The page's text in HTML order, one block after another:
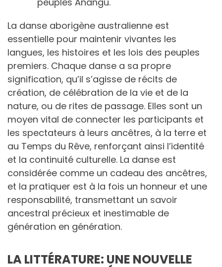
La danse aborigène australienne est
essentielle pour maintenir vivantes les
langues, les histoires et les lois des peuples
premiers. Chaque danse a sa propre
signification, qu’il s’agisse de récits de
création, de célébration de la vie et de la
nature, ou de rites de passage. Elles sont un
moyen vital de connecter les participants et
les spectateurs à leurs ancêtres, à la terre et
au Temps du Rêve, renforçant ainsi l’identité
et la continuité culturelle. La danse est
considérée comme un cadeau des ancêtres,
et la pratiquer est à la fois un honneur et une
responsabilité, transmettant un savoir
ancestral précieux et inestimable de
génération en génération.
LA LITTÉRATURE: UNE NOUVELLE